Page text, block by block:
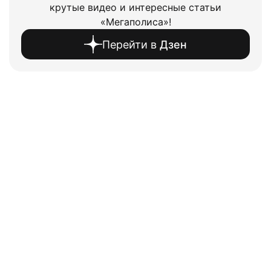
крутые видео и интересные статьи
«Мегаполиса»!
Перейти в Дзен